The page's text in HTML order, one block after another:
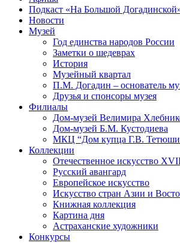
Подкаст «На Большой
Новости
Музей
Год единства народов России
Заметки о шедеврах
История
Музейный квартал
П.М. Догадин – основатель
Друзья и спонсоры музея
Филиалы
Дом-музей Велимира
Дом-музей Б.М. Кустодиева
МКЦ “Дом купца Г.В.
Коллекции
Отечественное искусство
Русский авангард
Европейское искусство
Искусство стран Азии и
Книжная коллекция
Картина дня
Астраханские художники
Конкурсы